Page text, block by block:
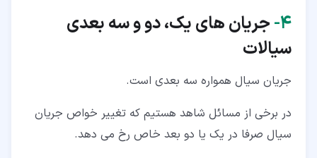
۴‏- جریان های یک، دو و سه بعدی
سیالات
جریان سیال همواره سه بعدی است.
در برخی از مسائل شاهد هستیم که تغییر خواص جریان
سیال صرفا در یک یا دو بعد خاص رخ می دهد.